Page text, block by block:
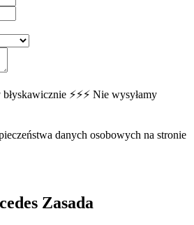
⚡⚡⚡ Nie wysyłamy
danych osobowych na stronie
Zasada